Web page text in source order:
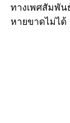
ทางเพศสัมพั
หายขาดไม่ได้